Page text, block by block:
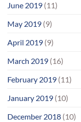
June 2019 (11)
May 2019 (9)
April 2019 (9)
March 2019 (16)
February 2019 (11)
January 2019 (10)
December 2018 (10)